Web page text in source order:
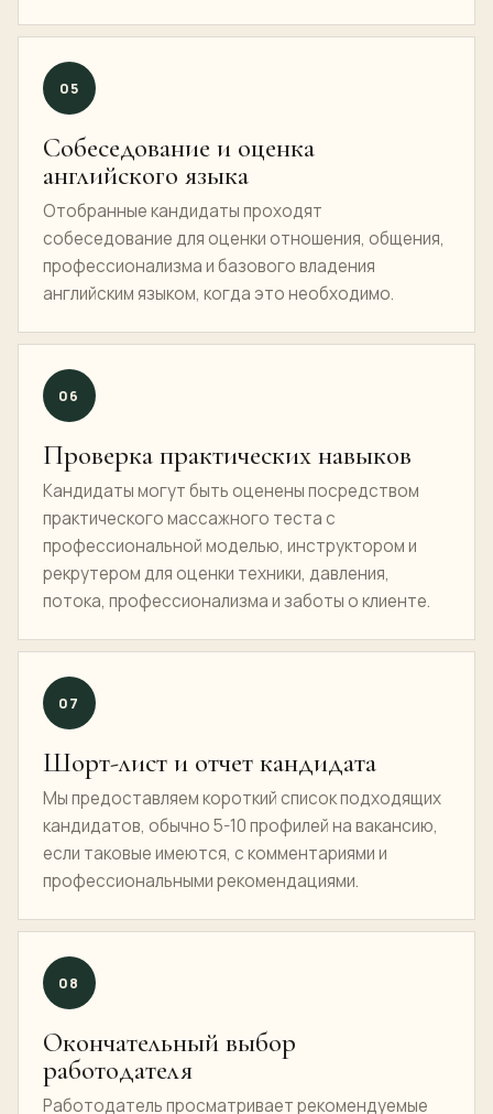
05
Собеседование и оценка
английского языка
Отобранные кандидаты проходят
собеседование для оценки отношения, общения,
профессионализма и базового владения
английским языком, когда это необходимо.
06
Проверка практических навыков
Кандидаты могут быть оценены посредством
практического массажного теста с
профессиональной моделью, инструктором и
рекрутером для оценки техники, давления,
потока, профессионализма и заботы о клиенте.
07
Шорт-лист и отчет кандидата
Мы предоставляем короткий список подходящих
кандидатов, обычно 5-10 профилей на вакансию,
если таковые имеются, с комментариями и
профессиональными рекомендациями.
08
Окончательный выбор
работодателя
Работодатель просматривает рекомендуемые